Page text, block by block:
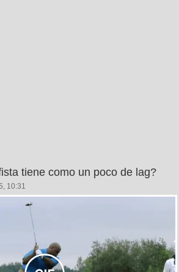
tiene como un poco de lag?
10:31